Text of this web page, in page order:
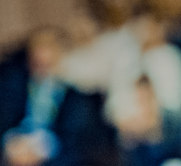
싱가폴하면 신세기유
조기유학가이드